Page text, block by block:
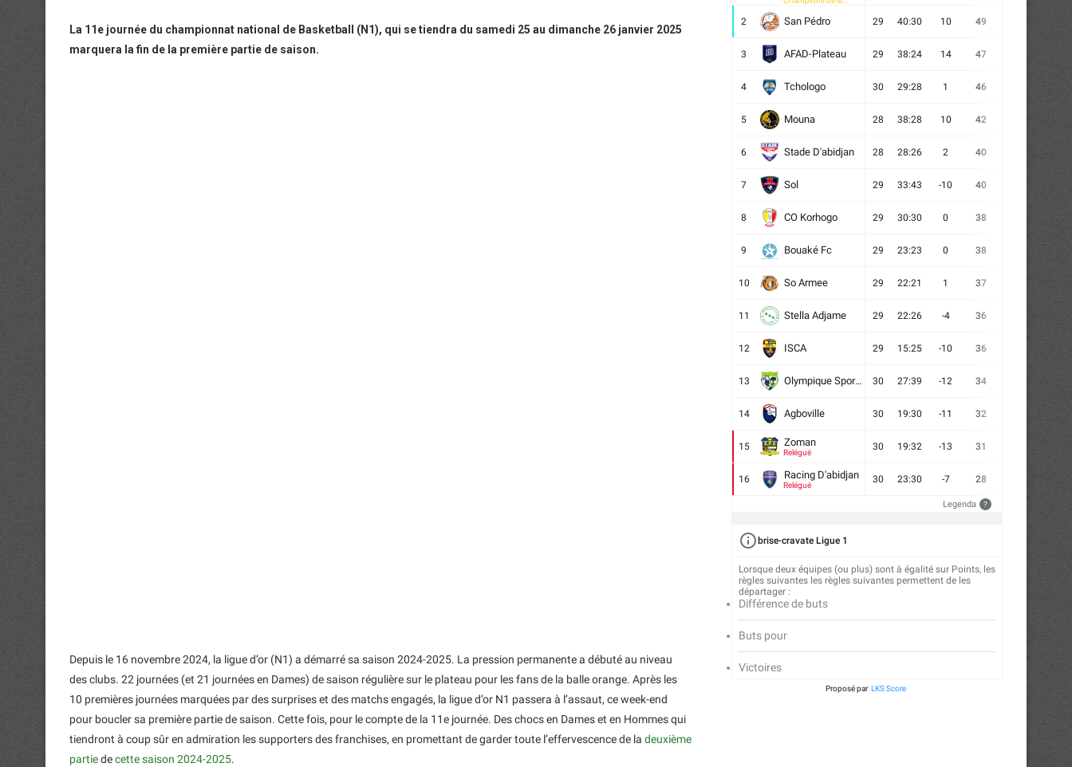
La 11e journée du championnat national de Basketball (N1), qui se tiendra du samedi 25 au dimanche 26 janvier 2025
marquera la fin de la première partie de saison.
Depuis le 16 novembre 2024, la ligue d’or (N1) a démarré sa saison 2024-2025. La pression permanente a débuté au niveau
des clubs. 22 journées (et 21 journées en Dames) de saison régulière sur le plateau pour les fans de la balle orange. Après les
10 premières journées marquées par des surprises et des matchs engagés, la ligue d’or N1 passera à l’assaut, ce week-end
pour boucler sa première partie de saison. Cette fois, pour le compte de la 11e journée. Des chocs en Dames et en Hommes qui
tiendront à coup sûr en admiration les supporters des franchises, en promettant de garder toute l’effervescence de la deuxième
partiedecette saison 2024-2025.
2 San Pédro 29 40:30 10 49 6
3 AFAD-Plateau 29 38:24 14 47
4 Tchologo 30 29:28 1 46 10
5 Mouna 28 38:28 10 42
6 Stade D'abidjan 28 28:26 2 40
7 Sol 29 33:43 -10 40
8 CO Korhogo 29 30:30 0 38 11
9 Bouaké Fc 29 23:23 0 38 9
10 So Armee 29 22:21 1 37
11 Stella Adjame 29 22:26 -4 36 11
12 ISCA 29 15:25 -10 36
13 Olympique Sport d'Abobo FC 30 27:39 -12 34 14
14 Agboville 30 19:30 -11 32
15 Zoman
Relégué
30 19:32 -13 31
16 Racing D'abidjan
Relégué
30 23:30 -7 28 10
Legenda ?
brise-cravate Ligue 1
Lorsque deux équipes (ou plus) sont à égalité sur Points, les
règles suivantes les règles suivantes permettent de les
départager :
Différence de buts
Buts pour
Victoires
Proposé par LKS Score